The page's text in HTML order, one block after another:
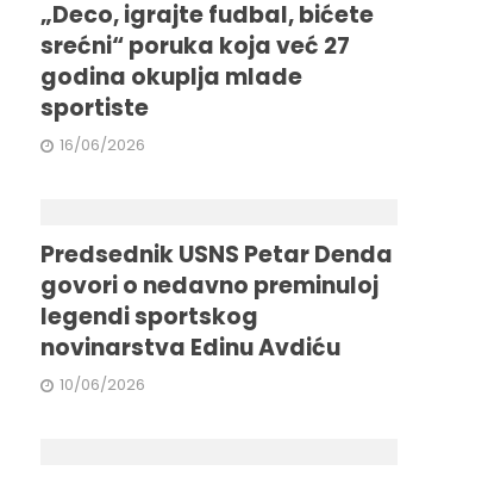
„Deco, igrajte fudbal, bićete
srećni“ poruka koja već 27
godina okuplja mlade
sportiste
16/06/2026
Predsednik USNS Petar Denda
govori o nedavno preminuloj
legendi sportskog
novinarstva Edinu Avdiću
10/06/2026